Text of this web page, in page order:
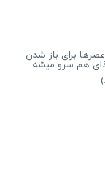
حدود ۱۰ تا ۱۱ صبح و عصرها برای باز شدن
هم سرو میشه